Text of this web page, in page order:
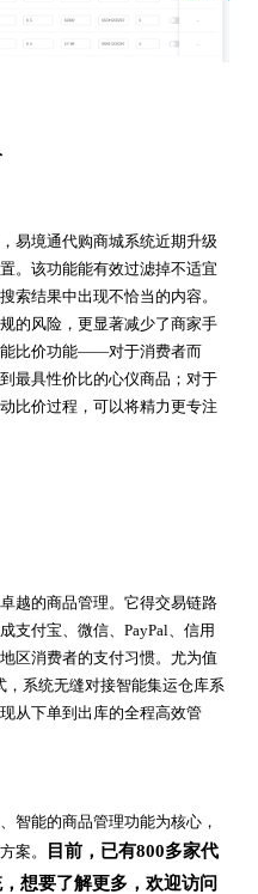
易境通代购商城系统近期升级
。该功能能有效过滤掉不适宜
索结果中出现不恰当的内容。
的风险，更显著减少了商家手
能比价功能——对于消费者而
最具性价比的心仪商品；对于
比价过程，可以将精力更专注
越的商品管理。它得交易链路
支付宝、微信、PayPal、信用
区消费者的支付习惯。尤为值
，系统无缝对接智能集运仓库系
从下单到出库的全程高效管
智能的商品管理功能为核心，
案。
目前，已有800多家代
想要了解更多，欢迎访问